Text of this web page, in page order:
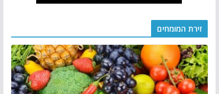
זירת המומחים